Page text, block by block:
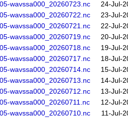
wavssa000_20260723.nc
24-Jul-
wavssa000_20260722.nc
23-Jul-
wavssa000_20260721.nc
22-Jul-
wavssa000_20260719.nc
20-Jul-
wavssa000_20260718.nc
19-Jul-
wavssa000_20260717.nc
18-Jul-
wavssa000_20260714.nc
15-Jul-
wavssa000_20260713.nc
14-Jul-
wavssa000_20260712.nc
13-Jul-
wavssa000_20260711.nc
12-Jul-
wavssa000_20260710.nc
11-Jul-